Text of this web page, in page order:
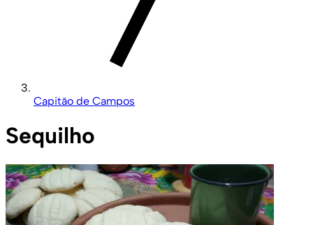
Capitão de Campos
Sequilho